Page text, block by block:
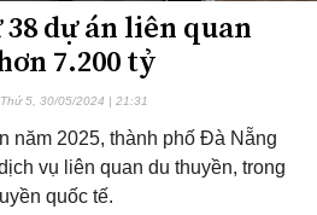
dự án liên quan
7.200 tỷ
Thứ 5, 30/05/2024 | 21:31
năm 2025, thành phố Đà Nẵng
vụ liên quan du thuyền, trong
quốc tế.